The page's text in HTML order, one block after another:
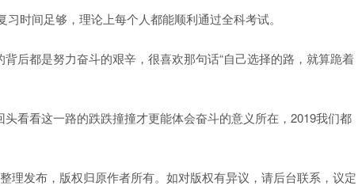
间足够，理论上每个人都能顺利通过全科考试。
都是努力奋斗的艰辛，很喜欢那句话“自己选择的路，就算跪着
看这一路的跌跌撞撞才更能体会奋斗的意义所在，2019我们都
发布，版权归原作者所有。如对版权有异议，请后台联系，议定